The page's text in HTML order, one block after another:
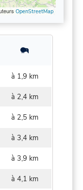
OpenStreetMap
à 1,9 km
à 2,4 km
à 2,5 km
à 3,4 km
à 3,9 km
à 4,1 km